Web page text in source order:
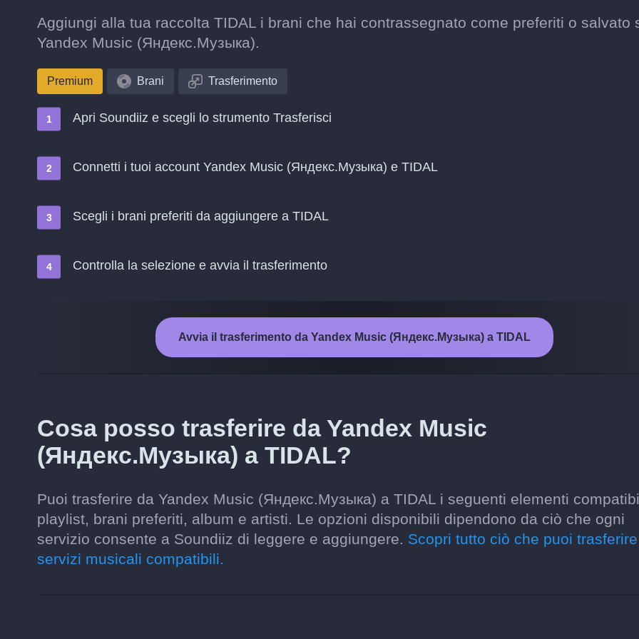
Aggiungi alla tua raccolta TIDAL i brani che hai contrassegnato come preferiti o salvato
Yandex Music (Яндекс.Музыка).
Premium Brani Trasferimento
Apri Soundiiz e scegli lo strumento Trasferisci
Connetti i tuoi account Yandex Music (Яндекс.Музыка) e TIDAL
Scegli i brani preferiti da aggiungere a TIDAL
Controlla la selezione e avvia il trasferimento
Avvia il trasferimento da Yandex Music (Яндекс.Музыка) a TIDAL
Cosa posso trasferire da Yandex Music
(Яндекс.Музыка) a TIDAL?
Puoi trasferire da Yandex Music (Яндекс.Музыка) a TIDAL i seguenti elementi
playlist, brani preferiti, album e artisti. Le opzioni disponibili dipendono da ciò che ogni
servizio consente a Soundiiz di leggere e aggiungere. Scopri tutto ciò che puoi
servizi musicali compatibili.